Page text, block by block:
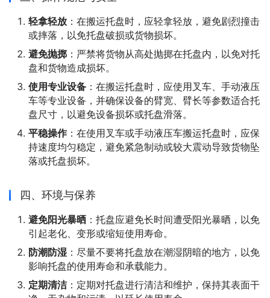
轻拿轻放 ：在搬运托盘时，应轻拿轻放，避免剧烈撞击
或摔落，以免托盘破损或货物损坏。
避免抛掷 ：严禁将货物从高处抛掷在托盘内，以免对托
盘和货物造成损坏。
使用专业设备 ：在搬运托盘时，应使用叉车、手动液压
车等专业设备，并确保设备的臂宽、臂长等参数适合托
盘尺寸，以避免设备损坏或托盘滑落。
平稳操作：在使用叉车或手动液压车搬运托盘时，应保
持速度均匀稳定，避免紧急制动或较大震动导致货物坠
落或托盘损坏。
四、环境与保养
避免阳光暴晒 ：托盘应避免长时间遭受阳光暴晒，以免
引起老化、变形或缩短使用寿命。
防潮防湿 ：尽量不要将托盘放在潮湿阴暗的地方，以免
影响托盘的使用寿命和承载能力。
定期清洁：定期对托盘进行清洁和维护，保持其表面干